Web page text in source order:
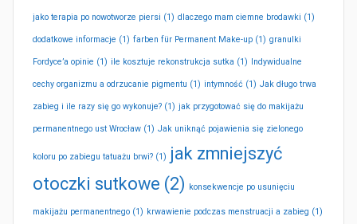
jako terapia po nowotworze piersi (1) dlaczego mam ciemne brodawki (1)
dodatkowe informacje (1) farben für Permanent Make-up (1) granulki
Fordyce’a opinie (1) ile kosztuje rekonstrukcja sutka (1) Indywidualne
cechy organizmu a odrzucanie pigmentu (1) intymność (1) Jak długo trwa
zabieg i ile razy się go wykonuje? (1) jak przygotować się do makijażu
permanentnego ust Wrocław (1) Jak uniknąć pojawienia się zielonego
koloru po zabiegu tatuażu brwi? (1) jak zmniejszyć
otoczki sutkowe (2) konsekwencje po usunięciu
makijażu permanentnego (1) krwawienie podczas menstruacji a zabieg (1)